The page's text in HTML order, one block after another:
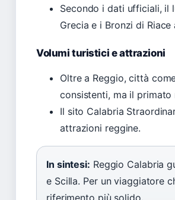
Secondo i dati ufficiali, il
Grecia e i Bronzi di
Volumi turistici e attrazioni
Oltre a Reggio, città
consistenti, ma il
Il sito Calabria
attrazioni reggine.
In sintesi: Reggio Calabria
e Scilla. Per un viaggiatore
riferimento più solido.